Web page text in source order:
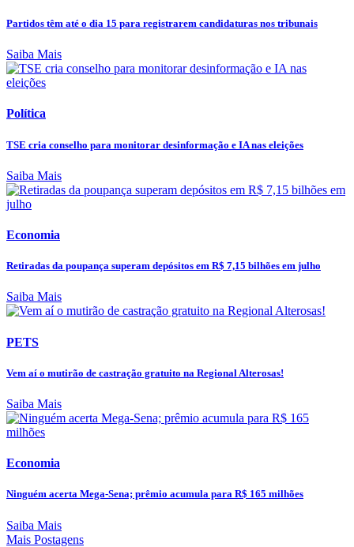
Partidos têm até o dia 15 para registrarem candidaturas nos tribunais
Saiba Mais
Política
TSE cria conselho para monitorar desinformação e IA nas eleições
Saiba Mais
Economia
Retiradas da poupança superam depósitos em R$ 7,15 bilhões em julho
Saiba Mais
PETS
Vem aí o mutirão de castração gratuito na Regional Alterosas!
Saiba Mais
Economia
Ninguém acerta Mega-Sena; prêmio acumula para R$ 165 milhões
Saiba Mais
Mais Postagens